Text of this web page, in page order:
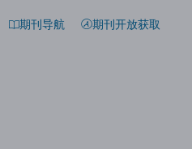
期刊导航 期刊开放获取